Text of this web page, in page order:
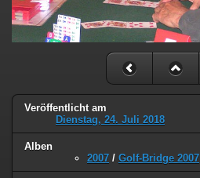
Veröffentlicht am
Dienstag, 24. Juli 2018
Alben
2007 / Golf-Bridge 2007